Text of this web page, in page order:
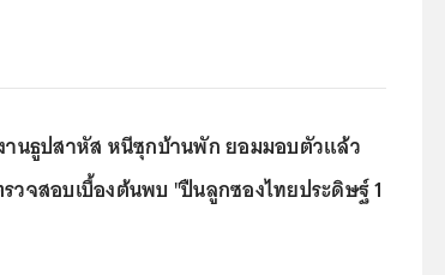
านธูปสาหัส หนีซุกบ้านพัก ยอมมอบตัวแล้ว
จสอบเบื้องต้นพบ "ปืนลูกซองไทยประดิษฐ์ 1